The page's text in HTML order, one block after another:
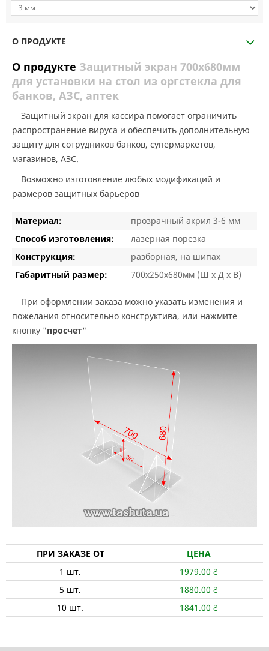
О ПРОДУКТЕ
О продукте Защитный экран 700х680мм
для установки на стол из оргстекла для
банков, АЗС, аптек
Защитный экран для кассира помогает ограничить
распространение вируса и обеспечить дополнительную
защиту для сотрудников банков, супермаркетов,
магазинов, АЗС.
Возможно изготовление любых модификаций и
размеров защитных барьеров
Материал:
прозрачный акрил 3-6 мм
Способ изготовления:
лазерная порезка
Конструкция:
разборная, на шипах
Габаритный размер:
700х250х680мм (Ш х Д х В)
При оформлении заказа можно указать изменения и
пожелания относительно конструктива, или нажмите
кнопку "просчет"
ПРИ ЗАКАЗЕ ОТ
ЦЕНА
1 шт. 1979.00 ₴
5 шт. 1880.00 ₴
10 шт. 1841.00 ₴